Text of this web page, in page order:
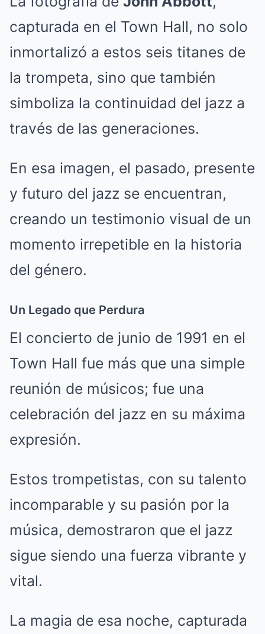
capturada en el Town Hall, no solo
inmortalizó a estos seis titanes de
la trompeta, sino que también
simboliza la continuidad del jazz a
través de las generaciones.
En esa imagen, el pasado, presente
y futuro del jazz se encuentran,
creando un testimonio visual de un
momento irrepetible en la historia
del género.
Un Legado que Perdura
El concierto de junio de 1991 en el
Town Hall fue más que una simple
reunión de músicos; fue una
celebración del jazz en su máxima
expresión.
Estos trompetistas, con su talento
incomparable y su pasión por la
música, demostraron que el jazz
sigue siendo una fuerza vibrante y
vital.
La magia de esa noche, capturada